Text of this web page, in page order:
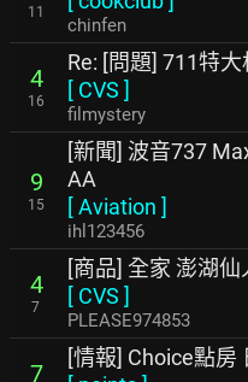
11
chinfen
4
16
Re: [問題] 711特
[ CVS ]
filmystery
9
15
[新聞] 波音737
AA
[Aviation ]
ihl123456
4
7
[商品] 全家 澎湖
[ CVS ]
PLEASE974853
7
[情報] Choice點